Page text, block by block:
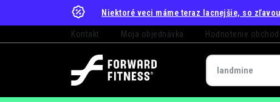
Niektoré veci máme teraz lacnejšie, so
Kontakt Moja objednávka Hodnotenie